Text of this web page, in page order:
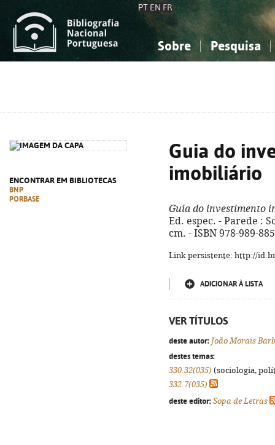
PT EN FR
Sobre Pesquisa
ENCONTRAR EM BIBLIOTECAS
BNP
PORBASE
Guia do
imobiliário
Guia do investimento
Ed. espec. - Parede :
cm. - ISBN 978-989-
Link persistente: http://
ADICIONAR À LISTA
VER TÍTULOS
deste autor: João Morais
destes temas:
330.32(035) (sociologia,
332.7(035)
deste editor: Sopa de Letras